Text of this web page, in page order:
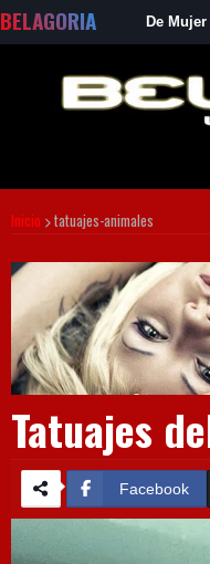
BELAGORIA De Mujer
Inicio tatuajes-animales
Tatuajes
Facebook